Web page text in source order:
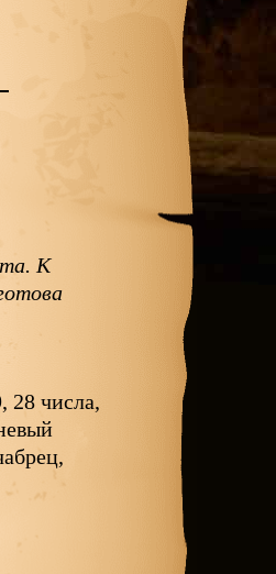
К
28 числа,